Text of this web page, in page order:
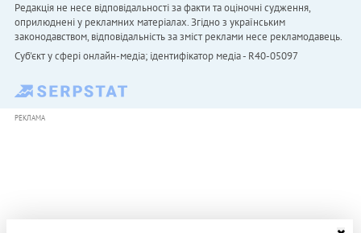
Редакція не несе відповідальності за факти та оціночні судження,
оприлюднені у рекламних матеріалах. Згідно з українським
законодавством, відповідальність за зміст реклами несе рекламодавець.
Cуб'єкт у сфері онлайн-медіа; ідентифікатор медіа - R40-05097
РЕКЛАМА